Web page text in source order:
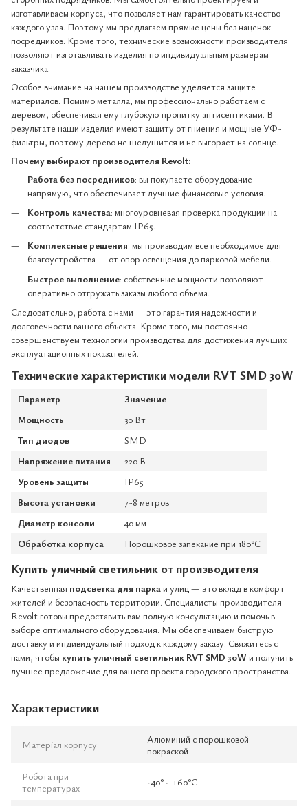
изготавливаем корпуса, что позволяет нам гарантировать качество
каждого узла. Поэтому мы предлагаем прямые цены без наценок
посредников. Кроме того, технические возможности производителя
позволяют изготавливать изделия по индивидуальным размерам
заказчика.
Особое внимание на нашем производстве уделяется защите
материалов. Помимо металла, мы профессионально работаем с
деревом, обеспечивая ему глубокую пропитку антисептиками. В
результате наши изделия имеют защиту от гниения и мощные УФ-
фильтры, поэтому дерево не шелушится и не выгорает на солнце.
Почему выбирают производителя Revolt:
Работа без посредников: вы покупаете оборудование
напрямую, что обеспечивает лучшие финансовые условия.
Контроль качества: многоуровневая проверка продукции на
соответствие стандартам IP65.
Комплексные решения: мы производим все необходимое для
благоустройства — от опор освещения до парковой мебели.
Быстрое выполнение: собственные мощности позволяют
оперативно отгружать заказы любого объема.
Следовательно, работа с нами — это гарантия надежности и
долговечности вашего объекта. Кроме того, мы постоянно
совершенствуем технологии производства для достижения лучших
эксплуатационных показателей.
Технические характеристики модели RVT SMD 30W
Параметр
Значение
Мощность
30 Вт
Тип диодов
SMD
Напряжение питания
220 В
Уровень защиты
IP65
Высота установки
7-8 метров
Диаметр консоли
40 мм
Обработка корпуса
Порошковое запекание при 180°C
Купить уличный светильник от производителя
Качественная подсветка для парка и улиц — это вклад в комфорт
жителей и безопасность территории. Специалисты производителя
Revolt готовы предоставить вам полную консультацию и помочь в
выборе оптимального оборудования. Мы обеспечиваем быструю
доставку и индивидуальный подход к каждому заказу. Свяжитесь с
нами, чтобы купить уличный светильник RVT SMD 30W и получить
лучшее предложение для вашего проекта городского пространства.
Характеристики
Матеріал корпусу
Алюминий с порошковой
покраской
Робота при
температурах
-40° - +60°С